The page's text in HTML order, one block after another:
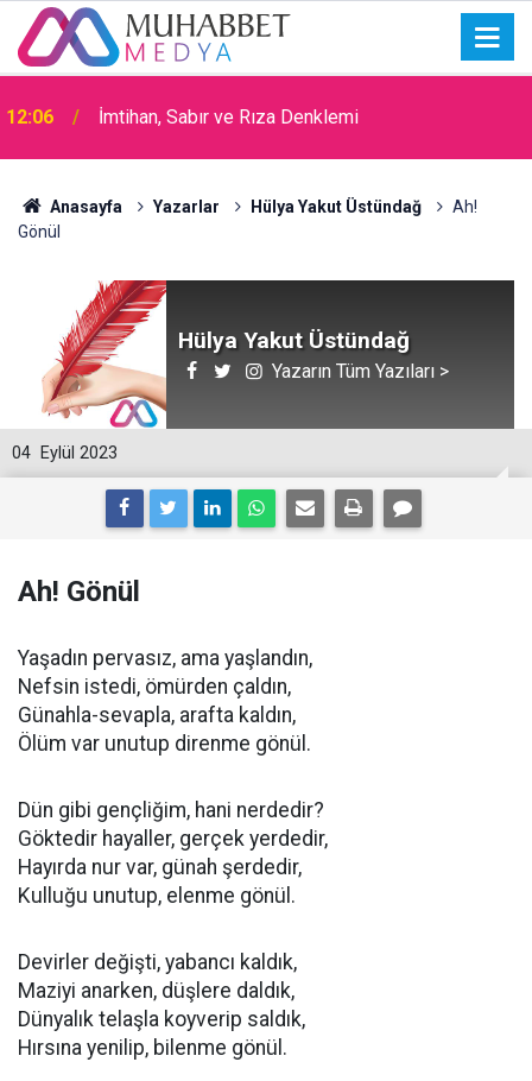
12:06 İmtihan, Sabır ve Rıza Denklemi
15:30 Okullarda Cami Açılması Laikliğe Aykırıymış!
Anasayfa Yazarlar Hülya Yakut Üstündağ
Ah!
Gönül
Hülya Yakut Üstündağ
Yazarın Tüm Yazıları >
04 Eylül 2023
Ah! Gönül
Yaşadın pervasız, ama yaşlandın,
Nefsin istedi, ömürden çaldın,
Günahla-sevapla, arafta kaldın,
Ölüm var unutup direnme gönül.
Dün gibi gençliğim, hani nerdedir?
Göktedir hayaller, gerçek yerdedir,
Hayırda nur var, günah şerdedir,
Kulluğu unutup, elenme gönül.
Devirler değişti, yabancı kaldık,
Maziyi anarken, düşlere daldık,
Dünyalık telaşla koyverip saldık,
Hırsına yenilip, bilenme gönül.